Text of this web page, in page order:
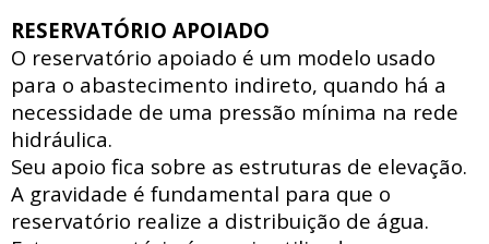
RESERVATÓRIO APOIADO
O reservatório apoiado é um modelo usado
para o abastecimento indireto, quando há a
necessidade de uma pressão mínima na rede
hidráulica.
Seu apoio fica sobre as estruturas de elevação.
A gravidade é fundamental para que o
reservatório realize a distribuição de água.